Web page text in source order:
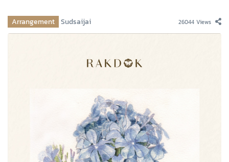
Arrangement Sudsaijai 26044 Views